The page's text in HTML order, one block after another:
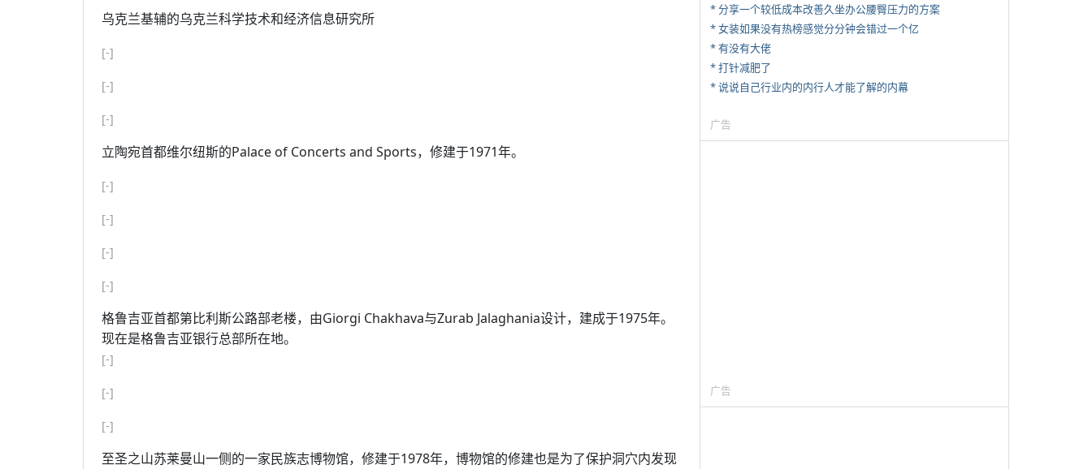
乌克兰基辅的乌克兰科学技术和经济信息研究所
[-]
[-]
[-]
立陶宛首都维尔纽斯的Palace of Concerts and Sports，修建于1971年。
[-]
[-]
[-]
[-]
格鲁吉亚首都第比利斯公路部老楼，由Giorgi Chakhava与Zurab Jalaghania设计，建成于1975年。
现在是格鲁吉亚银行总部所在地。
[-]
[-]
[-]
至圣之山苏莱曼山一侧的一家民族志博物馆，修建于1978年，博物馆的修建也是为了保护洞穴内发现
* 分享一个较低成本改善久坐办公腰臀压力的方案
* 女装如果没有热榜感觉分分钟会错过一个亿
* 有没有大佬
* 打针减肥了
* 说说自己行业内的内行人才能了解的内幕
广告
广告